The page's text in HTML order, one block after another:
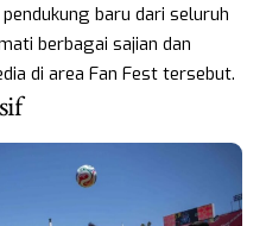
baru dari seluruh
berbagai sajian dan
di area Fan Fest tersebut.